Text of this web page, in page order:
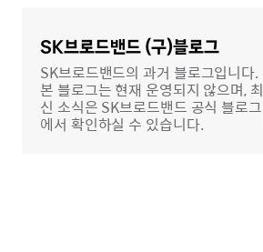
SK브로드밴드 (구)블로그
SK브로드밴드의 과거 블로그입니다.
본 블로그는 현재 운영되지 않으며, 최
신 소식은 SK브로드밴드 공식 블로그
에서 확인하실 수 있습니다.